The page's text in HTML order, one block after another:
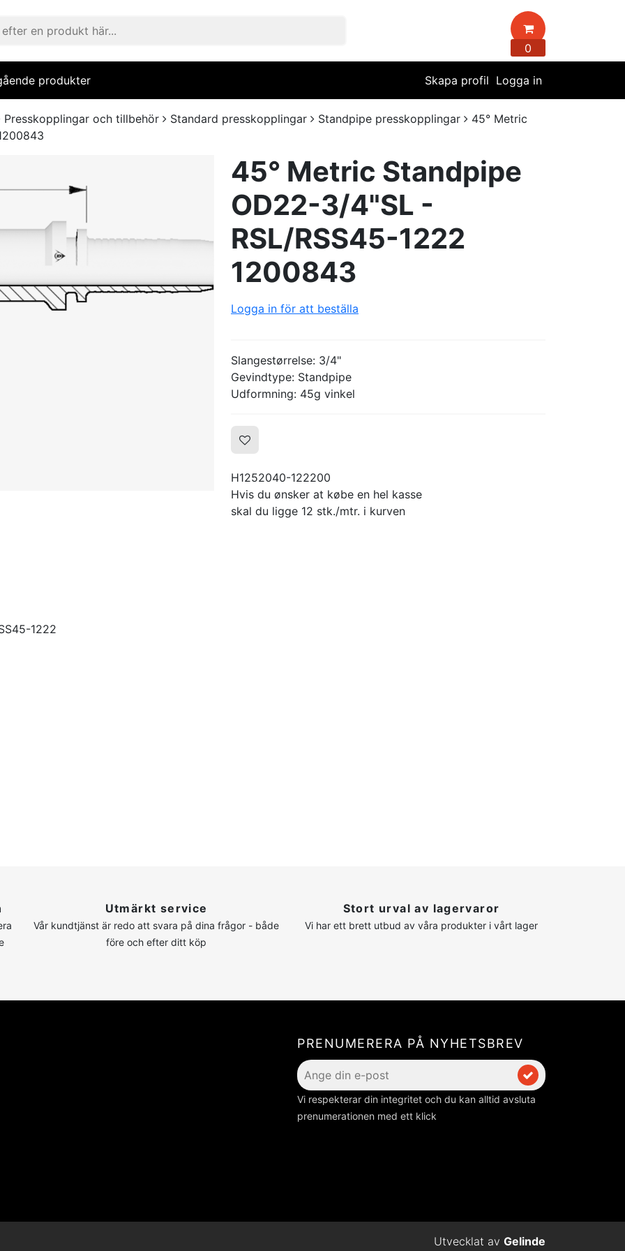
0
produkter Logga in
Skapa profil
Presskopplingar och tillbehör Standard presskopplingar Standpipe presskopplingar
45° Metric
45° Metric Standpipe
OD22-3/4"SL -
RSL/RSS45-1222
1200843
Logga in för att beställa
Slangestørrelse: 3/4"
Gevindtype: Standpipe
Udformning: 45g vinkel
H1252040-122200
Hvis du ønsker at købe en hel kasse
skal du ligge 12 stk./mtr. i kurven
1222
Utmärkt service
Vår kundtjänst är redo att svara på dina frågor - både
före och efter ditt köp
Stort urval av lagervaror
Vi har ett brett utbud av våra produkter i vårt lager
PRENUMERERA PÅ NYHETSBREV
Vi respekterar din integritet och du kan alltid avsluta
prenumerationen med ett klick
Utvecklat av Gelinde